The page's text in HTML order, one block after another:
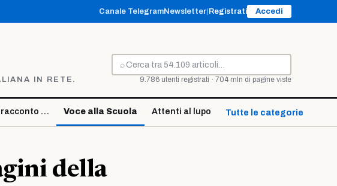
Canale TelegramNewsletter Registrati Accedi
IN RETE.
⌕
Cerca
9.786 utenti registrati · 704 mln di pagine viste
racconto … Voce alla Scuola Attenti al lupo Tutte le categorie ↓
della